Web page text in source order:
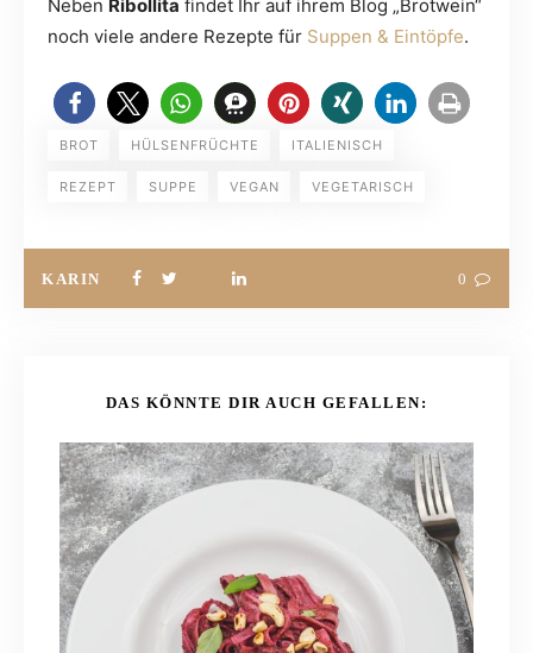
Neben Ribollita findet Ihr auf ihrem Blog „Brotwein“
noch viele andere Rezepte für Suppen & Eintöpfe.
BROT HÜLSENFRÜCHTE ITALIENISCH
REZEPT SUPPE VEGAN VEGETARISCH
KARIN 0
DAS KÖNNTE DIR AUCH GEFALLEN: